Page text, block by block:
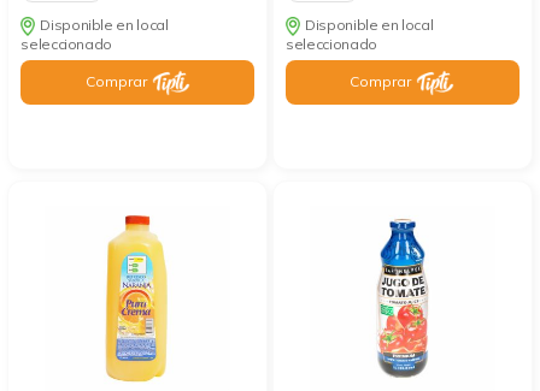
Disponible en local
seleccionado
Comprar
Disponible en local
seleccionado
Comprar